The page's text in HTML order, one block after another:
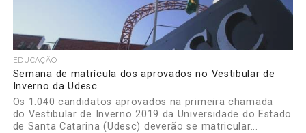
EDUCAÇÃO
Semana de matrícula dos aprovados no Vestibular de
Inverno da Udesc
Os 1.040 candidatos aprovados na primeira chamada
do Vestibular de Inverno 2019 da Universidade do Estado
de Santa Catarina (Udesc) deverão se matricular...